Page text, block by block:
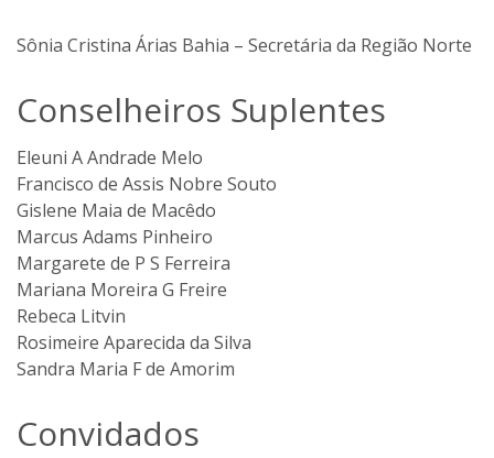
Sônia Cristina Árias Bahia – Secretária da Região Norte
Conselheiros Suplentes
Eleuni A Andrade Melo
Francisco de Assis Nobre Souto
Gislene Maia de Macêdo
Marcus Adams Pinheiro
Margarete de P S Ferreira
Mariana Moreira G Freire
Rebeca Litvin
Rosimeire Aparecida da Silva
Sandra Maria F de Amorim
Convidados